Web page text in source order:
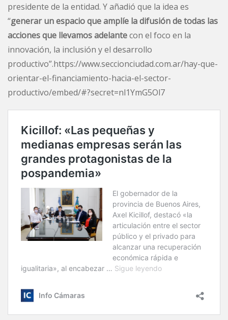
presidente de la entidad. Y añadió que la idea es
“generar un espacio que amplíe la difusión de todas las
acciones que llevamos adelantecon el foco en la
innovación, la inclusión y el desarrollo
productivo”.https://www.seccionciudad.com.ar/hay-que-
orientar-el-financiamiento-hacia-el-sector-
productivo/embed/#?secret=nl1YmG5Ol7